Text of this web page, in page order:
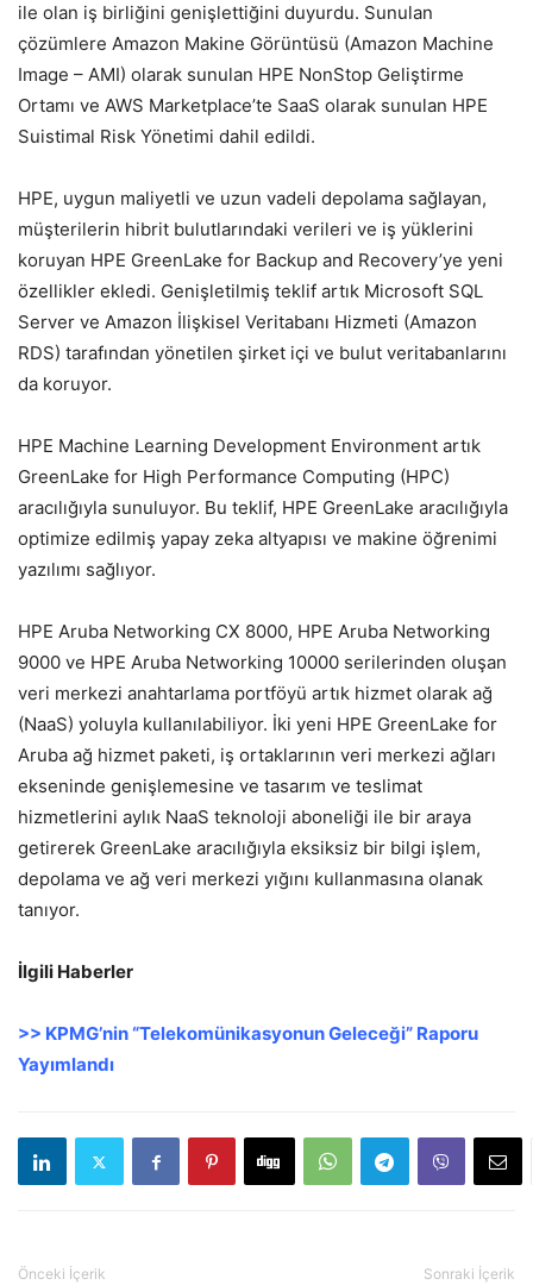
ile olan iş birliğini genişlettiğini duyurdu. Sunulan
çözümlere Amazon Makine Görüntüsü (Amazon Machine
Image – AMI) olarak sunulan HPE NonStop Geliştirme
Ortamı ve AWS Marketplace’te SaaS olarak sunulan HPE
Suistimal Risk Yönetimi dahil edildi.
HPE, uygun maliyetli ve uzun vadeli depolama sağlayan,
müşterilerin hibrit bulutlarındaki verileri ve iş yüklerini
koruyan HPE GreenLake for Backup and Recovery’ye yeni
özellikler ekledi. Genişletilmiş teklif artık Microsoft SQL
Server ve Amazon İlişkisel Veritabanı Hizmeti (Amazon
RDS) tarafından yönetilen şirket içi ve bulut veritabanlarını
da koruyor.
HPE Machine Learning Development Environment artık
GreenLake for High Performance Computing (HPC)
aracılığıyla sunuluyor. Bu teklif, HPE GreenLake aracılığıyla
optimize edilmiş yapay zeka altyapısı ve makine öğrenimi
yazılımı sağlıyor.
HPE Aruba Networking CX 8000, HPE Aruba Networking
9000 ve HPE Aruba Networking 10000 serilerinden oluşan
veri merkezi anahtarlama portföyü artık hizmet olarak ağ
(NaaS) yoluyla kullanılabiliyor. İki yeni HPE GreenLake for
Aruba ağ hizmet paketi, iş ortaklarının veri merkezi ağları
ekseninde genişlemesine ve tasarım ve teslimat
hizmetlerini aylık NaaS teknoloji aboneliği ile bir araya
getirerek GreenLake aracılığıyla eksiksiz bir bilgi işlem,
depolama ve ağ veri merkezi yığını kullanmasına olanak
tanıyor.
İlgili Haberler
>> KPMG’nin “Telekomünikasyonun Geleceği” Raporu
Yayımlandı
Önceki İçerik Sonraki İçerik